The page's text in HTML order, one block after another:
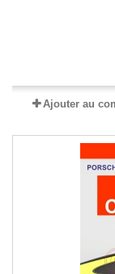
Ajouter au